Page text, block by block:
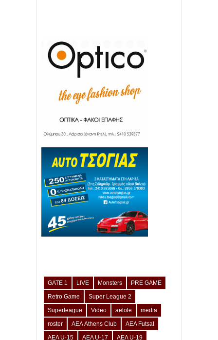
GATE 1 LIVE Monsters
PRE GAME
Retro Game
Super League 2
Superleague
Video aelole
media
roster
ΑΕΛ Athens Club
ΑΕΛ Futsal
ΑΕΛ U-15
ΑΕΛ U-17 ΑΕΛ U-19